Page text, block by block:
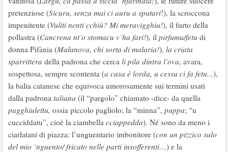
pretenziose (Sicuru, senza mai ci auru a sputari!), la scroccona
impenitente (Vuliti nenti cchiù? Mi meravigghiu!), il furto della
pollastra (Cancrena nt’o stomacu v’ha fari!), il pirfumu/fetu di
donna Pifània (Malanova, chi sorta di malaria!), la criata
sparrittera della padrona che cerca li pila dintra l’ova, avara,
sospettosa, sempre scontenta (a casa è lorda, u cessu ci fa fetu...),
la balia catanese che equivoca umorosamente sui termini usati
dalla padrona taliana (il “pargolo” chiamato -dice- da quella
pagghiulettu, ossia piccolo pagliolo; la “minna”, puppa; “u
cucciddatu”, cioè la ciambella cciappedda). Né sono da meno i
ciarlatani di piazza: l’unguentario imbonitore (con un pizzico sulo
del mio ‘nguento/ fricato nelle parti insofferenti…) e la